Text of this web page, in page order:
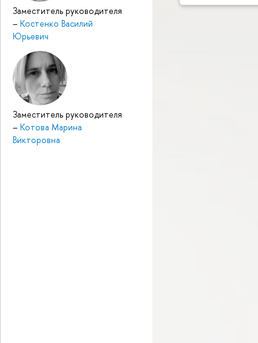
Заместитель руководителя
– Костенко Василий
Юрьевич
Заместитель руководителя
– Котова Марина
Викторовна